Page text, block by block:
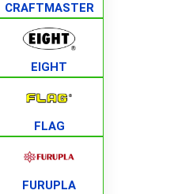
CRAFTMASTER
EIGHT
FLAG
FURUPLA